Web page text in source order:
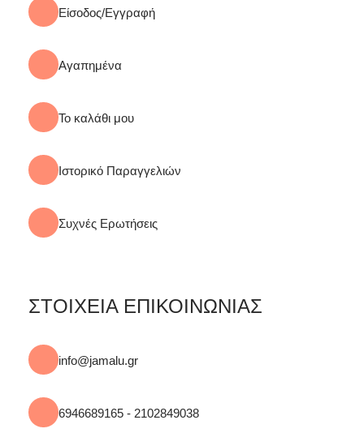
Είσοδος/Εγγραφή
Αγαπημένα
Το καλάθι μου
Ιστορικό Παραγγελιών
Συχνές Ερωτήσεις
ΣΤΟΙΧΕΙΑ ΕΠΙΚΟΙΝΩΝΙΑΣ
info@jamalu.gr
6946689165 - 2102849038